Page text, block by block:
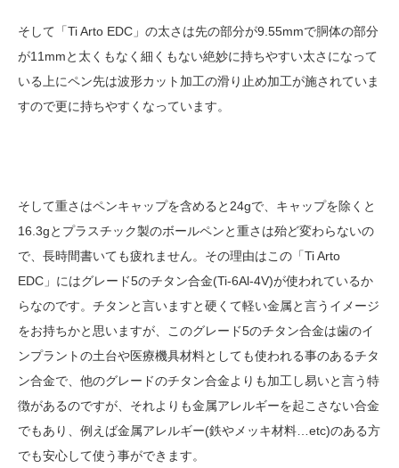
そして「Ti Arto EDC」の太さは先の部分が9.55mmで胴体の部分
が11mmと太くもなく細くもない絶妙に持ちやすい太さになって
いる上にペン先は波形カット加工の滑り止め加工が施されていま
すので更に持ちやすくなっています。
そして重さはペンキャップを含めると24gで、キャップを除くと
16.3gとプラスチック製のボールペンと重さは殆ど変わらないの
で、長時間書いても疲れません。その理由はこの「Ti Arto
EDC」にはグレード5のチタン合金(Ti-6Al-4V)が使われているか
らなのです。チタンと言いますと硬くて軽い金属と言うイメージ
をお持ちかと思いますが、このグレード5のチタン合金は歯のイ
ンプラントの土台や医療機具材料としても使われる事のあるチタ
ン合金で、他のグレードのチタン合金よりも加工し易いと言う特
徴があるのですが、それよりも金属アレルギーを起こさない合金
でもあり、例えば金属アレルギー(鉄やメッキ材料…etc)のある方
でも安心して使う事ができます。